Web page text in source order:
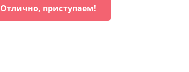
Отлично, приступаем!